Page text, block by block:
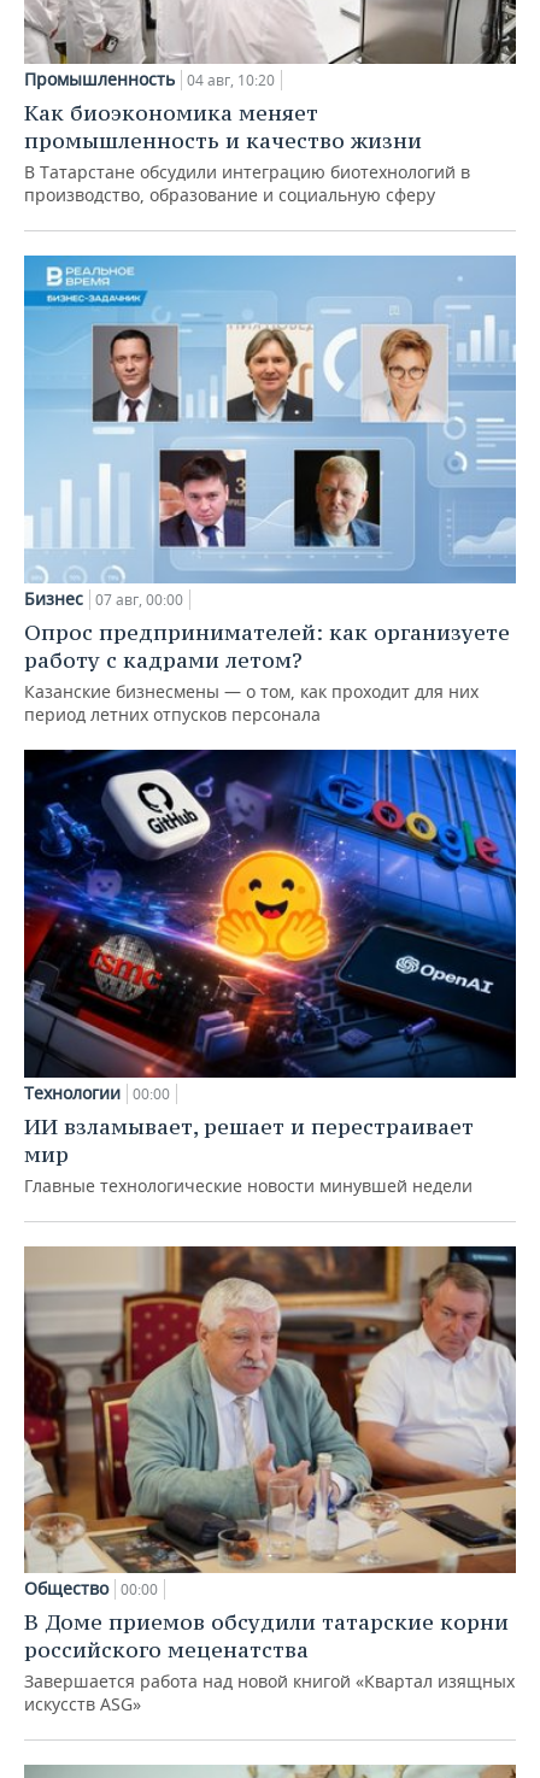
Промышленность 04 авг, 10:20
Как биоэкономика меняет
промышленность и качество жизни
В Татарстане обсудили интеграцию биотехнологий в
производство, образование и социальную сферу
Бизнес 07 авг, 00:00
Опрос предпринимателей: как организуете
работу с кадрами летом?
Казанские бизнесмены — о том, как проходит для них
период летних отпусков персонала
Технологии 00:00
ИИ взламывает, решает и перестраивает
мир
Главные технологические новости минувшей недели
Общество 00:00
В Доме приемов обсудили татарские корни
российского меценатства
Завершается работа над новой книгой «Квартал изящных
искусств ASG»